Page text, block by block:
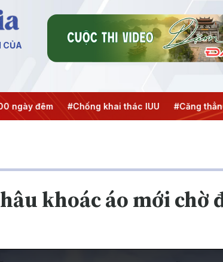
CỦA
khai thác IUU #Căng thẳng Trung Đông
khoác áo mới chờ